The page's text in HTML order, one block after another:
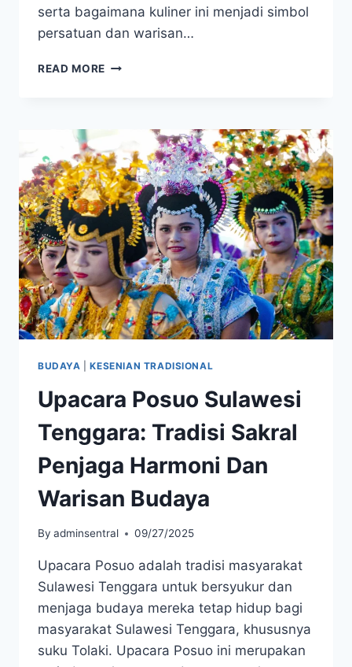
serta bagaimana kuliner ini menjadi simbol
persatuan dan warisan…
READ MORE KERAK
SULAWESI
TENGGARA
YANG
PENUH
MAKNA
BUDAYA |KESENIAN TRADISIONAL
Upacara Posuo Sulawesi
Tenggara: Tradisi Sakral
Penjaga Harmoni Dan
Warisan Budaya
By adminsentral 09/27/2025
Upacara Posuo adalah tradisi masyarakat
Sulawesi Tenggara untuk bersyukur dan
menjaga budaya mereka tetap hidup bagi
masyarakat Sulawesi Tenggara, khususnya
suku Tolaki. Upacara Posuo ini merupakan